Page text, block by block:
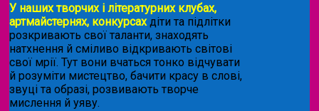
У наших творчих і літературних клубах,
артмайстернях, конкурсахдіти та підлітки
розкривають свої таланти, знаходять
натхнення й сміливо відкривають світові
свої мрії. Тут вони вчаться тонко відчувати
й розуміти мистецтво, бачити красу в слові,
звуці та образі, розвивають творче
мислення й уяву.